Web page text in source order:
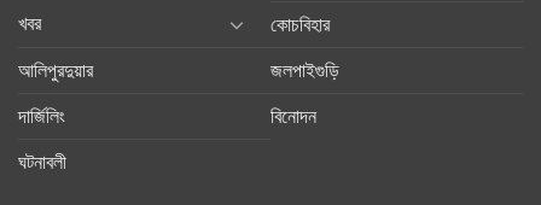
খবর
কোচবিহার
আলিপুরদুয়ার
জলপাইগুড়ি
দার্জিলিং
বিনোদন
ঘটনাবলী